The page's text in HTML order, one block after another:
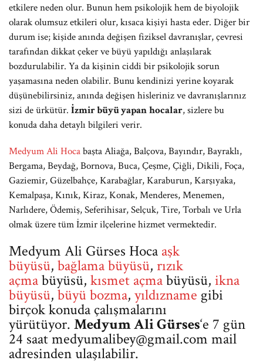
etkilere neden olur. Bunun hem psikolojik hem de biyolojik
olarak olumsuz etkileri olur, kısaca kişiyi hasta eder. Diğer bir
durum ise; kişide anında değişen fiziksel davranışlar, çevresi
tarafından dikkat çeker ve büyü yapıldığı anlaşılarak
bozdurulabilir. Ya da kişinin ciddi bir psikolojik sorun
yaşamasına neden olabilir. Bunu kendinizi yerine koyarak
düşünebilirsiniz, anında değişen hisleriniz ve davranışlarınız
sizi de ürkütür. İzmir büyü yapanhocalar, sizlere bu
konuda daha detaylı bilgileri verir.
Medyum Ali Hocabaşta Aliağa, Balçova, Bayındır, Bayraklı,
Bergama, Beydağ, Bornova, Buca, Çeşme, Çiğli, Dikili, Foça,
Gaziemir, Güzelbahçe, Karabağlar, Karaburun, Karşıyaka,
Kemalpaşa, Kınık, Kiraz, Konak, Menderes, Menemen,
Narlıdere, Ödemiş, Seferihisar, Selçuk, Tire, Torbalı ve Urla
olmak üzere tüm İzmir ilçelerine hizmet vermektedir.
Medyum Ali Gürses Hoca aşk
büyüsü, bağlama büyüsü, rızık
açmabüyüsü, kısmet açmabüyüsü, ikna
büyüsü, büyü bozma, yıldızname gibi
birçok konuda çalışmalarını
yürütüyor. Medyum Ali Gürses‘e 7 gün
24 saatmedyumalibey@gmail.com mail
adresinden ulaşılabilir.